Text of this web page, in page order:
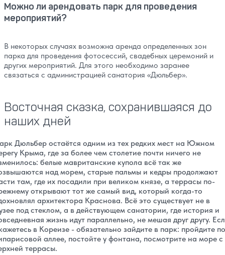
Можно ли арендовать парк для проведения
мероприятий?
В некоторых случаях возможна аренда определенных зон
парка для проведения фотосессий, свадебных церемоний и
других мероприятий. Для этого необходимо заранее
связаться с администрацией санатория «Дюльбер».
Восточная сказка, сохранившаяся до
наших дней
Дюльбер остаётся одним из тех редких мест на Южном
Крыма, где за более чем столетие почти ничего не
белые мавританские купола всё так же
над морем, старые пальмы и кедры продолжают
там, где их посадили при великом князе, а террасы по-
открывают тот же самый вид, который когда-то
архитектора Краснова. Всё это существует не в
под стеклом, а в действующем санатории, где история и
жизнь идут параллельно, не мешая друг другу.
в Кореизе - обязательно зайдите в парк: пройдите по
аллее, постойте у фонтана, посмотрите на море с
террасы.